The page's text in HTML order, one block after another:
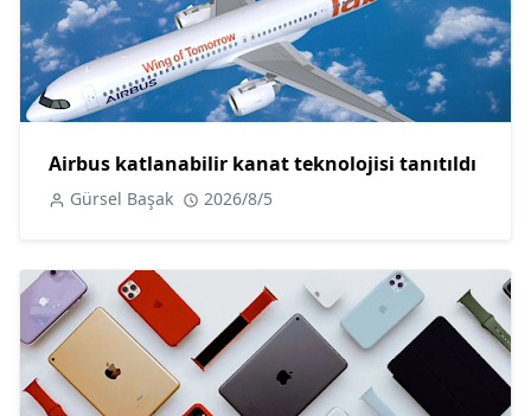
Airbus katlanabilir kanat teknolojisi tanıtıldı
Gürsel Başak 2026/8/5